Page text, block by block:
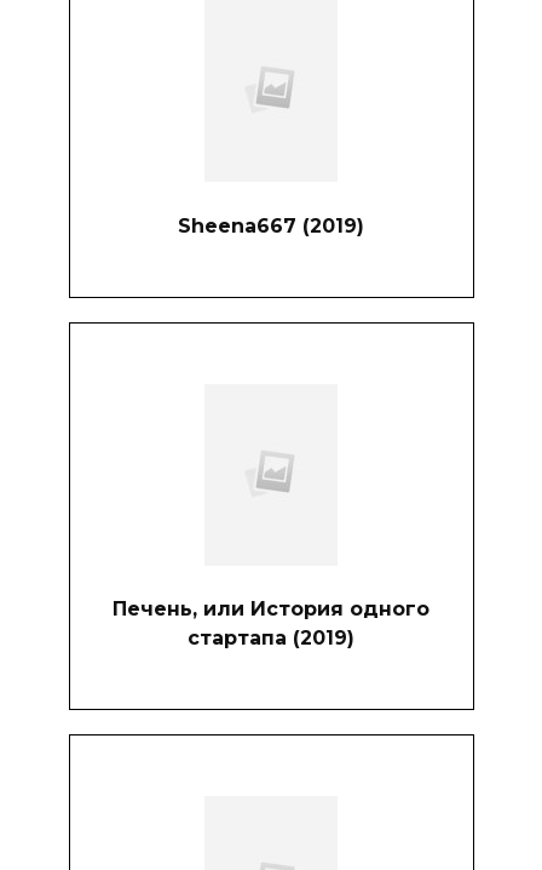
Sheena667 (2019)
Печень, или История одного
стартапа (2019)